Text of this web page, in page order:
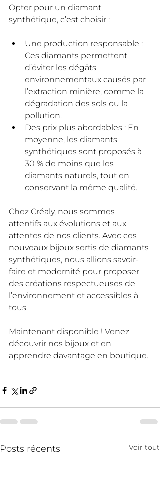
Opter pour un diamant
synthétique, c’est choisir :
Une production responsable :
Ces diamants permettent
d’éviter les dégâts
environnementaux causés par
l’extraction minière, comme la
dégradation des sols ou la
pollution.
Des prix plus abordables : En
moyenne, les diamants
synthétiques sont proposés à
30 % de moins que les
diamants naturels, tout en
conservant la même qualité.
Chez Créaly, nous sommes
attentifs aux évolutions et aux
attentes de nos clients. Avec ces
nouveaux bijoux sertis de diamants
synthétiques, nous allions savoir-
faire et modernité pour proposer
des créations respectueuses de
l’environnement et accessibles à
tous.
Maintenant disponible ! Venez
découvrir nos bijoux et en
apprendre davantage en boutique.
Posts récents Voir tout